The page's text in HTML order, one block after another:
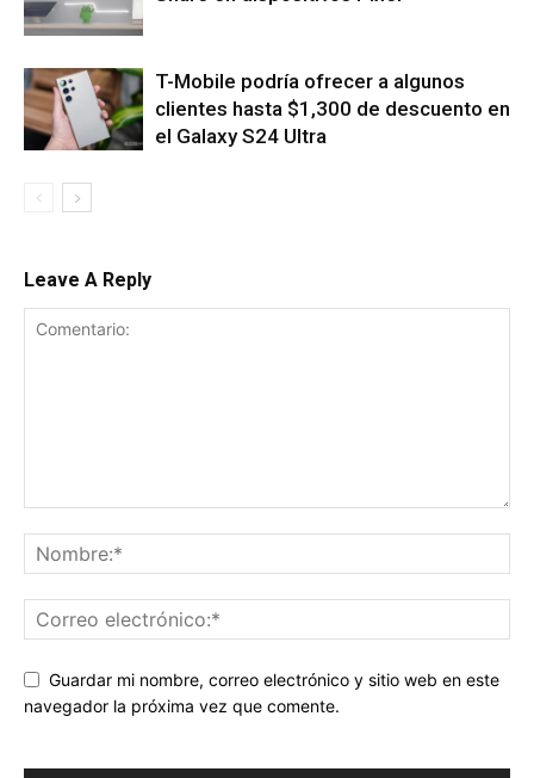
T-Mobile podría ofrecer a algunos
clientes hasta $1,300 de descuento en
el Galaxy S24 Ultra
Leave A Reply
Guardar mi nombre, correo electrónico y sitio web en este
navegador la próxima vez que comente.